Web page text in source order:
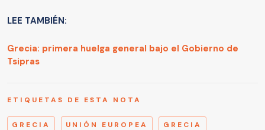
LEE TAMBIÉN:
Grecia: primera huelga general bajo el Gobierno de
Tsipras
ETIQUETAS DE ESTA NOTA
GRECIA UNIÓN EUROPEA GRECIA